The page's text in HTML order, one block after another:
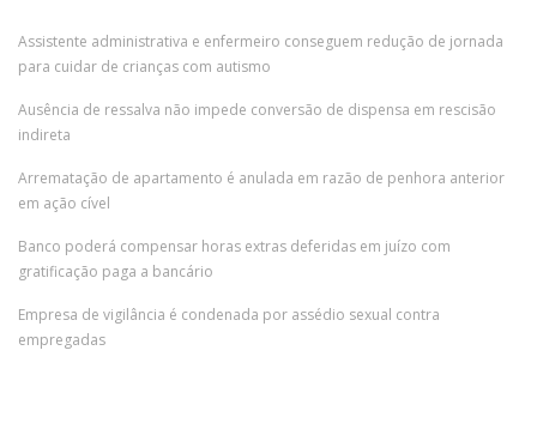
Assistente administrativa e enfermeiro conseguem redução de jornada
para cuidar de crianças com autismo
Ausência de ressalva não impede conversão de dispensa em rescisão
indireta
Arrematação de apartamento é anulada em razão de penhora anterior
em ação cível
Banco poderá compensar horas extras deferidas em juízo com
gratificação paga a bancário
Empresa de vigilância é condenada por assédio sexual contra
empregadas